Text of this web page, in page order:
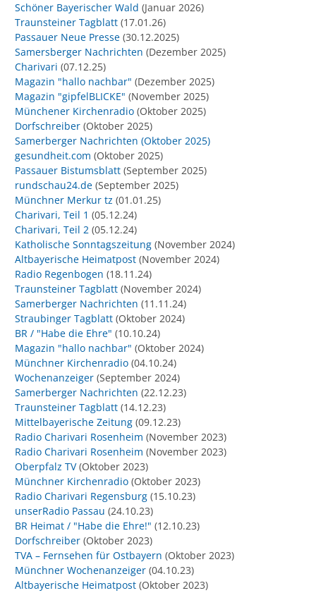
Schöner Bayerischer Wald (Januar 2026)
Traunsteiner Tagblatt (17.01.26)
Passauer Neue Presse (30.12.2025)
Samersberger Nachrichten (Dezember 2025)
Charivari (07.12.25)
Magazin "hallo nachbar" (Dezember 2025)
Magazin "gipfelBLICKE" (November 2025)
Münchener Kirchenradio (Oktober 2025)
Dorfschreiber (Oktober 2025)
Samerberger Nachrichten (Oktober 2025)
gesundheit.com (Oktober 2025)
Passauer Bistumsblatt (September 2025)
rundschau24.de (September 2025)
Münchner Merkur tz (01.01.25)
Charivari, Teil 1 (05.12.24)
Charivari, Teil 2 (05.12.24)
Katholische Sonntagszeitung (November 2024)
Altbayerische Heimatpost (November 2024)
Radio Regenbogen (18.11.24)
Traunsteiner Tagblatt (November 2024)
Samerberger Nachrichten (11.11.24)
Straubinger Tagblatt (Oktober 2024)
BR / "Habe die Ehre" (10.10.24)
Magazin "hallo nachbar" (Oktober 2024)
Münchner Kirchenradio (04.10.24)
Wochenanzeiger (September 2024)
Samerberger Nachrichten (22.12.23)
Traunsteiner Tagblatt (14.12.23)
Mittelbayerische Zeitung (09.12.23)
Radio Charivari Rosenheim (November 2023)
Radio Charivari Rosenheim (November 2023)
Oberpfalz TV(Oktober 2023)
Münchner Kirchenradio (Oktober 2023)
Radio Charivari Regensburg (15.10.23)
unserRadio Passau (24.10.23)
BR Heimat / "Habe die Ehre!" (12.10.23)
Dorfschreiber (Oktober 2023)
TVA – Fernsehen für Ostbayern (Oktober 2023)
Münchner Wochenanzeiger (04.10.23)
Altbayerische Heimatpost (Oktober 2023)